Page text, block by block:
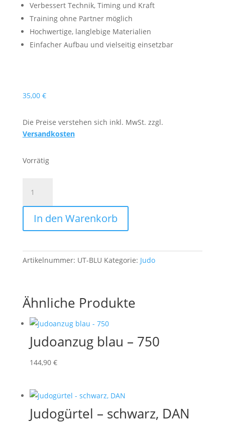
Verbessert Technik, Timing und Kraft
Training ohne Partner möglich
Hochwertige, langlebige Materialien
Einfacher Aufbau und vielseitig einsetzbar
35,00 €
Die Preise verstehen sich inkl. MwSt. zzgl.
Versandkosten
Vorrätig
Komi
Trainer
Blau
In den Warenkorb
Artikelnummer: UT-BLU Kategorie: Judo
Ähnliche Produkte
Judoanzug blau – 750
144,90 €
Judogürtel – schwarz, DAN